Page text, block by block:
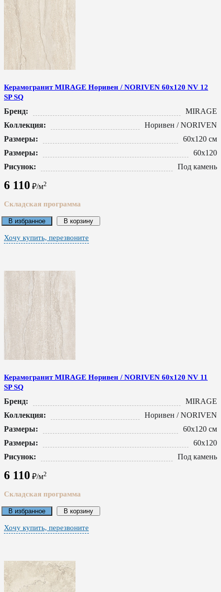
Керамогранит MIRAGE Норивен / NORIVEN 60x120 NV 12
SP SQ
Бренд:
MIRAGE
Коллекция:
Норивен / NORIVEN
Размеры:
60x120 см
Размеры:
60x120
Рисунок:
Под камень
6 110 ₽/м2
Складская программа
В избранное В корзину
Хочу купить, перезвоните
Керамогранит MIRAGE Норивен / NORIVEN 60x120 NV 11
SP SQ
Бренд:
MIRAGE
Коллекция:
Норивен / NORIVEN
Размеры:
60x120 см
Размеры:
60x120
Рисунок:
Под камень
6 110 ₽/м2
Складская программа
В избранное В корзину
Хочу купить, перезвоните